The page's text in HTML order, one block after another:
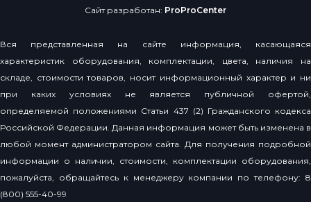
Сайт разработан: ProProCenter
Вся представленная на сайте информация, касающаяся
характеристик оборудования, комплектации, цвета, наличия на
складе, стоимости товаров, носит информационный характер и ни
при каких условиях не является публичной офертой,
определяемой положениями Статьи 437 (2) Гражданского кодекса
Российской Федерации. Данная информация может быть изменена в
любой момент администратором сайта. Для получения подробной
информации о наличии, стоимости, комплектации оборудования,
пожалуйста, обращайтесь к менеджеру компании по телефону: 8
(800) 555-40-99